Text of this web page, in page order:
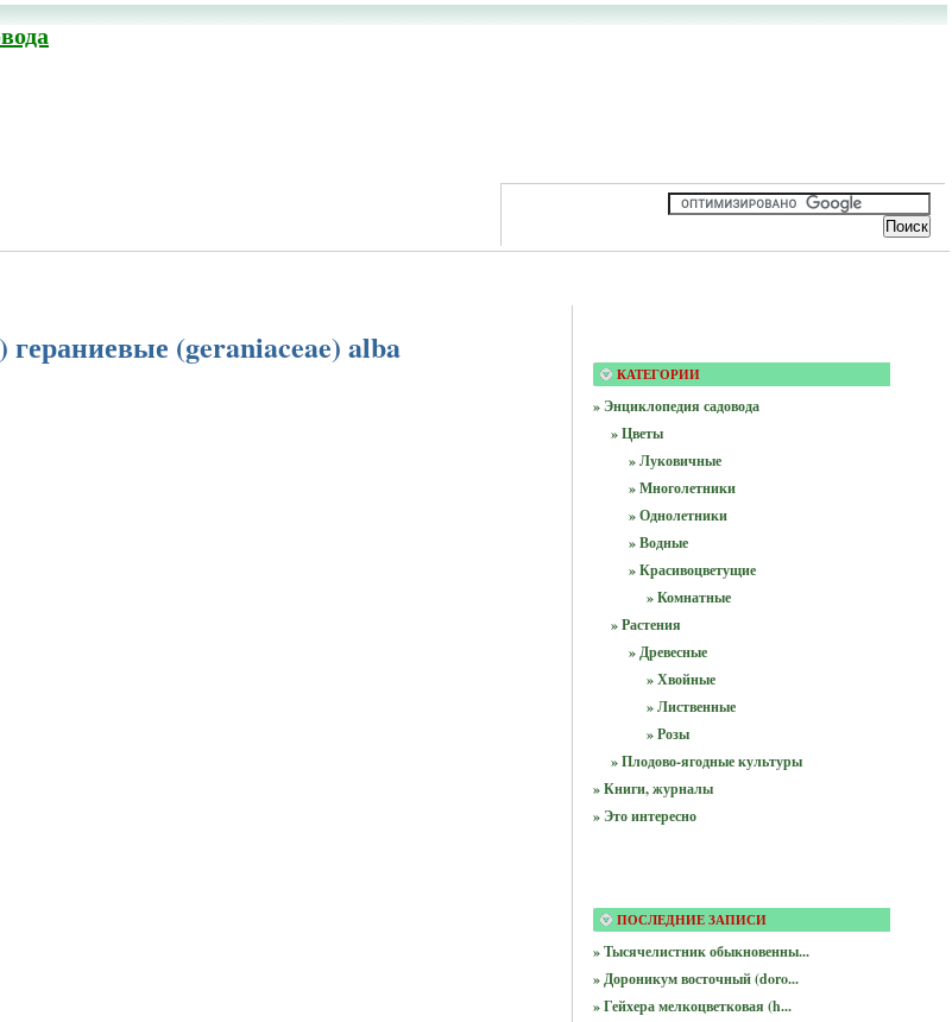
(geraniaceae) alba
КАТЕГОРИИ
» Энциклопедия садовода
» Цветы
» Луковичные
» Многолетники
» Однолетники
» Водные
» Красивоцветущие
» Комнатные
» Растения
» Древесные
» Хвойные
» Лиственные
» Розы
» Плодово-ягодные культуры
» Книги, журналы
» Это интересно
ПОСЛЕДНИЕ ЗАПИСИ
» Тысячелистник обыкновенны...
» Дороникум восточный (doro...
» Гейхера мелкоцветковая (h...